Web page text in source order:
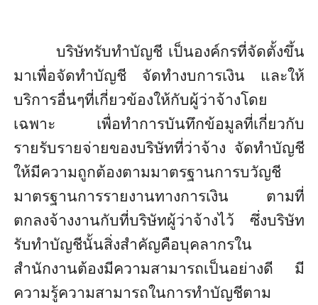
บริษัทรับทำบัญชี เป็นองค์กรที่จัดตั้งขึ้น
มาเพื่อจัดทำบัญชี จัดทำงบการเงิน และให้
บริการอื่นๆที่เกี่ยวข้องให้กับผู้ว่าจ้างโดย
เฉพาะ เพื่อทำการบันทึกข้อมูลที่เกี่ยวกับ
รายรับรายจ่ายของบริษัทที่ว่าจ้าง จัดทำบัญชี
ให้มีความถูกต้องตามมาตรฐานการบวัญชี
มาตรฐานการรายงานทางการเงิน ตามที่
ตกลงจ้างงานกับที่บริษัทผู้ว่าจ้างไว้ ซึ่งบริษัท
รับทำบัญชีนั้นสิ่งสำคัญคือบุคลากรใน
สำนักงานต้องมีความสามารถเป็นอย่างดี มี
ความรู้ความสามารถในการทำบัญชีตาม